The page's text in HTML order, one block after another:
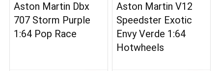
Aston Martin Dbx
707 Storm Purple
1:64 Pop Race
Aston Martin V12
Speedster Exotic
Envy Verde 1:64
Hotwheels